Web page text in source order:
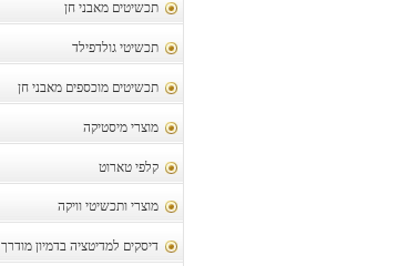
תכשיטים מאבני חן
תכשיטי גולדפילד
תכשיטים מוכספים מאבני חן
מוצרי מיסטיקה
קלפי טארוט
מוצרי ותכשיטי וויקה
דיסקים למדיטציה בדמיון מודרך